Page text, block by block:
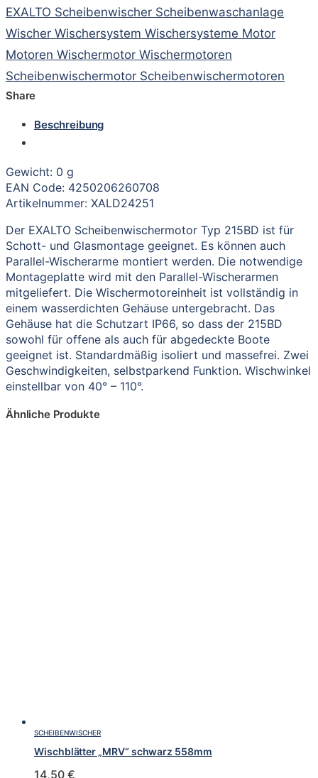
EXALTO Scheibenwischer Scheibenwaschanlage
Wischer Wischersystem Wischersysteme Motor
Motoren Wischermotor Wischermotoren
Scheibenwischermotor Scheibenwischermotoren
Share
Beschreibung
Gewicht: 0 g
EAN Code: 4250206260708
Artikelnummer: XALD24251
Der EXALTO Scheibenwischermotor Typ 215BD ist für
Schott- und Glasmontage geeignet. Es können auch
Parallel-Wischerarme montiert werden. Die notwendige
Montageplatte wird mit den Parallel-Wischerarmen
mitgeliefert. Die Wischermotoreinheit ist vollständig in
einem wasserdichten Gehäuse untergebracht. Das
Gehäuse hat die Schutzart IP66, so dass der 215BD
sowohl für offene als auch für abgedeckte Boote
geeignet ist. Standardmäßig isoliert und massefrei. Zwei
Geschwindigkeiten, selbstparkend Funktion. Wischwinkel
einstellbar von 40° – 110°.
Ähnliche Produkte
SCHEIBENWISCHER
Wischblätter „MRV“ schwarz 558mm
14,50 €